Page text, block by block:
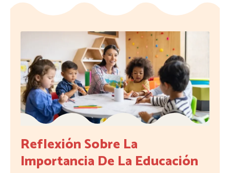
Reflexión Sobre La
Importancia De La Educación